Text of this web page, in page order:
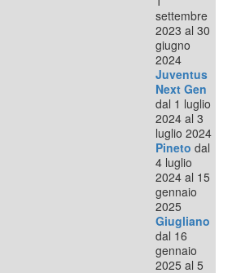
settembre
2023 al 30
giugno
2024
Juventus
Next Gen
dal 1 luglio
2024 al 3
luglio 2024
Pineto dal
4 luglio
2024 al 15
gennaio
2025
Giugliano
dal 16
gennaio
2025 al 5